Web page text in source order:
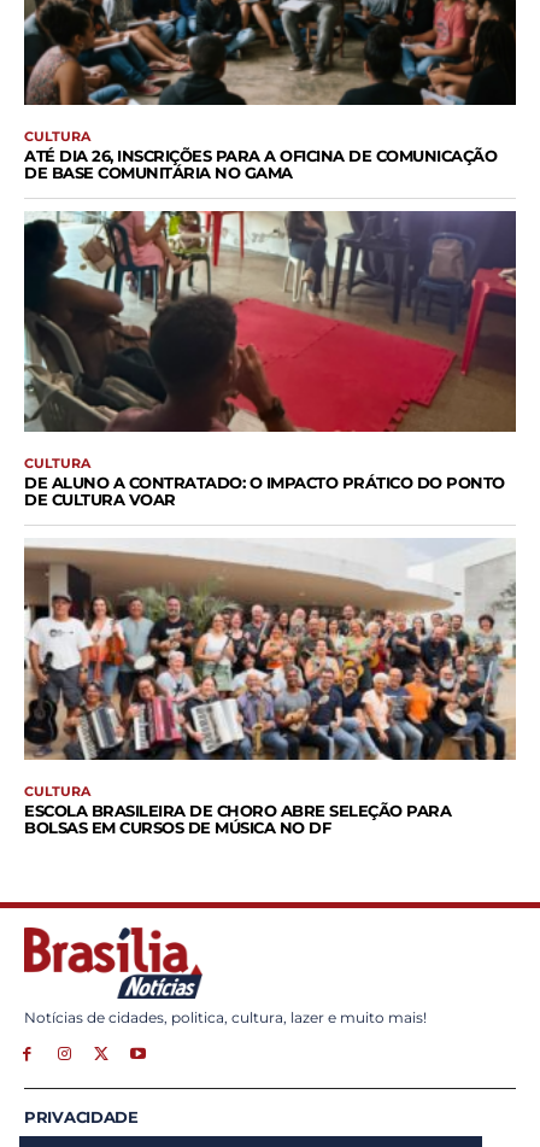
CULTURA
ATÉ DIA 26, INSCRIÇÕES PARA A OFICINA DE COMUNICAÇÃO
DE BASE COMUNITÁRIA NO GAMA
CULTURA
DE ALUNO A CONTRATADO: O IMPACTO PRÁTICO DO PONTO
DE CULTURA VOAR
CULTURA
ESCOLA BRASILEIRA DE CHORO ABRE SELEÇÃO PARA
BOLSAS EM CURSOS DE MÚSICA NO DF
Notícias de cidades, politica, cultura, lazer e muito mais!
PRIVACIDADE